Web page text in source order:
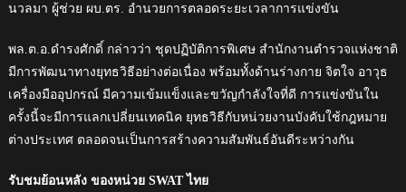
นวลมา ผู้ช่วย ผบ.ตร. อำนวยการตลอดระยะเวลาการแข่งขัน
พล.ต.อ.ดำรงศักดิ์ กล่าวว่า ชุดปฏิบัติการพิเศษ สำนักงานตำรวจแห่งชาติ
มีการพัฒนาทางยุทธวิธีอย่างต่อเนื่อง พร้อมทั้งด้านร่างกาย จิตใจ อาวุธ
เครื่องมืออุปกรณ์ มีความเข้มแข็งและขวัญกำลังใจที่ดี การแข่งขันใน
ครั้งนี้จะมีการแลกเปลี่ยนเทคนิค ยุทธวิธีกับหน่วยงานบังคับใช้กฎหมาย
ต่างประเทศ ตลอดจนเป็นการสร้างความสัมพันธ์อันดีระหว่างกัน
รับชมย้อนหลัง ของหน่วย SWAT ไทย